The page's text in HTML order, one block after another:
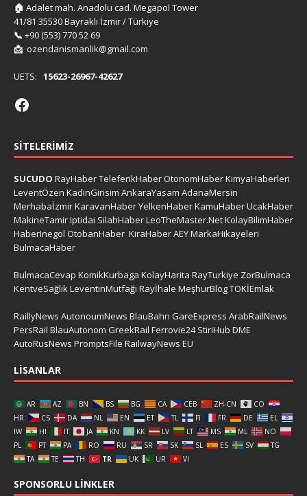
🏠 Adalet mah. Anadolu cad. Megapol Tower
41/81 35530 Bayraklı İzmir / Türkiye
📞 +90 (553) 770 52 69
📩 ozendanismanlik@gmail.com
UETS: 15623-26967-42627
SITELERIMIZ
SUCUDO RayHaberTeleferikHaber OtonomHaberKimyaHaberleri
LeventÖzen KadinGirisim AnkaraYasam AdanaMersin
MerhabaİzmirKaravanHaberYelkenHaberKamuHaberUcakHaber
MakineTamirIptidai SilahHaberLeoTheMaster.NetKolayBilimHaber
HaberInegol OtobanHaber KiraHaberAEYMarkaHikayeleri
BulmacaHaber
BulmacaCevap KomikKurbaga KolayHarita RayTurkiye ZorBulmaca
KentveSağlıkLeventinMutfağı Rayİhale MeşhurBlogTOKİEmlak
RaillyNews AutonoumNews BlauBahn GareExpress ArabRailNews
PersRail BlauAutonom GreekRail Ferrovie24 StiriHub DME
AutoRusNews PromptsFile RailwayNews EU
LISANLAR
AR AZ BN BS BG CA CEB ZH-CN
CO
HR
CS DA NL EN ET TL FI FR DE
EL
IW
HI IT JA KN KK LV LT MS ML
NO
PL
PT PA RO RU SR SK SL ES SV
TG
TA
TE TH TR UK UR VI
SPONSORLU LINKLER